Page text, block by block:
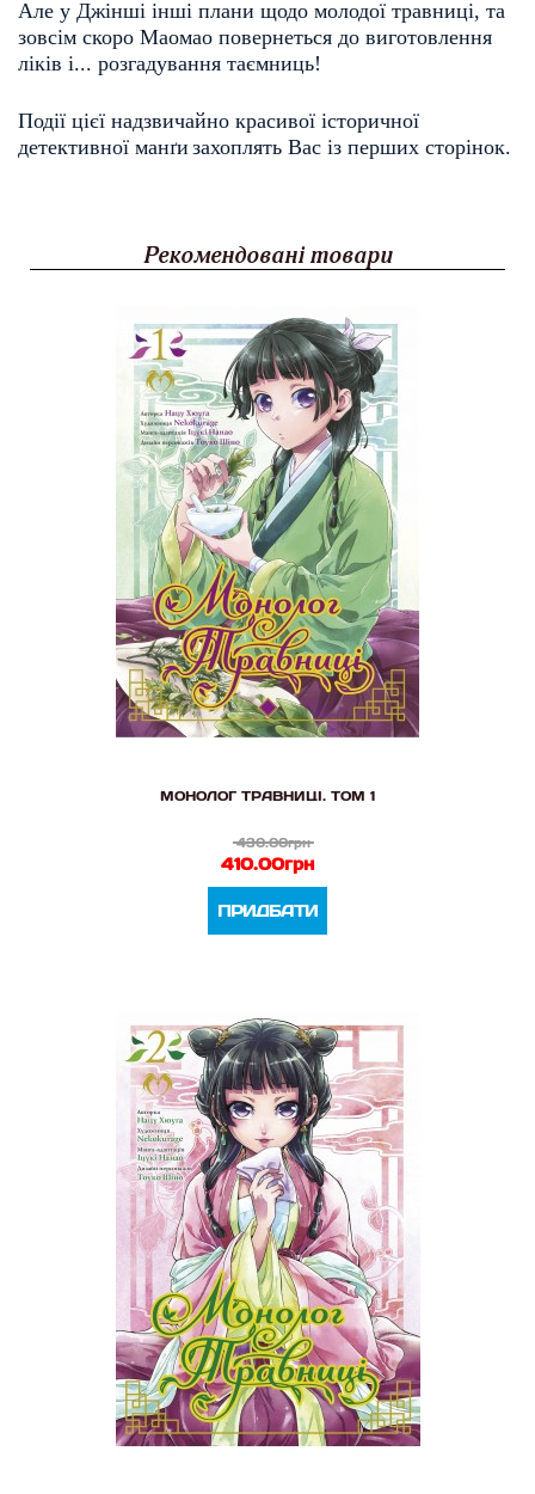
Але у Джінші інші плани щодо молодої травниці, та
зовсім скоро Маомао повернеться до виготовлення
ліків і... розгадування таємниць!
Події цієї надзвичайно красивої історичної
детективної манґи захоплять Вас із перших сторінок.
Рекомендовані товари
МОНОЛОГ ТРАВНИЦІ. ТОМ 1
430.00грн
410.00грн
ПРИДБАТИ